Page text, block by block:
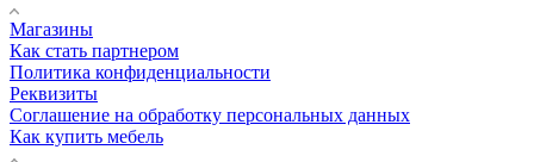
Магазины
Как стать партнером
Политика конфиденциальности
Реквизиты
Соглашение на обработку персональных данных
Как купить мебель